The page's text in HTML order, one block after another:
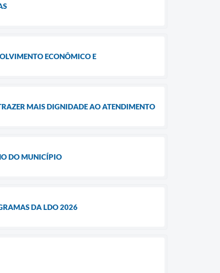
ECONÔMICO E
MAIS DIGNIDADE AO ATENDIMENTO
DO MUNICÍPIO
DA LDO 2026